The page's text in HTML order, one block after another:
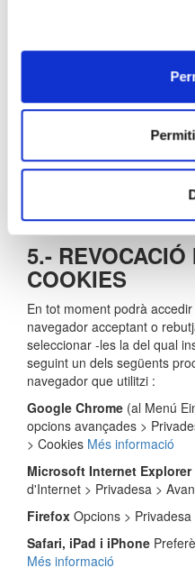
utmcGoogle
la sessió ús
__
Tercers (
5.-
COOKIES
En tot moment podrà
navegador acceptant o
seleccionar -les la del qual
seguint un dels següents
navegador que utilitzi :
Google Chrome (al Menú
opcions avançades >
> Cookies Més informació
Microsoft Internet Explorer
d'Internet > Privadesa >
Firefox Opcions >
Safari, iPad i iPhone
Més informació